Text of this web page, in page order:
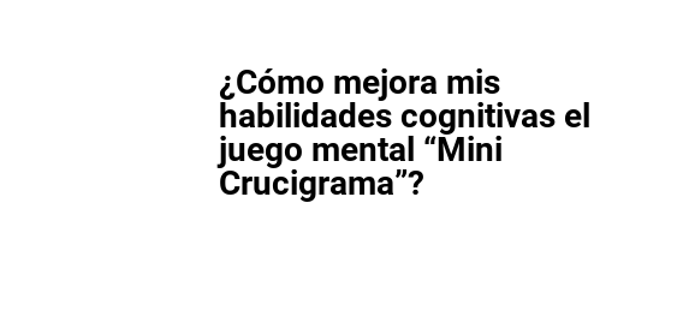
¿Cómo mejora mis
habilidades cognitivas el
juego mental “Mini
Crucigrama”?